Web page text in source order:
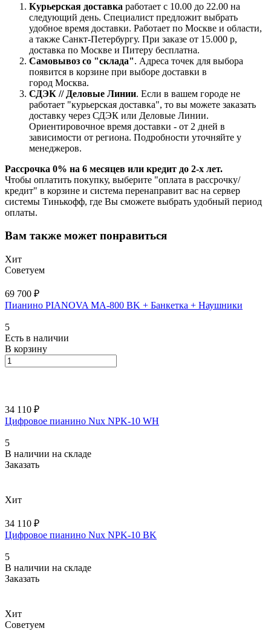
Курьерская доставка работает с 10.00 до 22.00 на
следующий день. Специалист предложит выбрать
удобное время доставки. Работает по Москве и области,
а также Санкт-Петербургу. При заказе от 15.000 р,
доставка по Москве и Питеру бесплатна.
Самовывоз со "склада". Адреса точек для выбора
появится в корзине при выборе доставки в
город Москва.
СДЭК // Деловые Линии. Если в вашем городе не
работает "курьерская доставка", то вы можете заказать
доставку через СДЭК или Деловые Линии.
Ориентировочное время доставки - от 2 дней в
зависимости от региона. Подробности уточняйте у
менеджеров.
Рассрочка 0% на 6 месяцев или кредит до 2-х лет.
Чтобы оплатить покупку, выберите "оплата в рассрочку/
кредит" в корзине и система перенаправит вас на сервер
системы Тинькофф, где Вы сможете выбрать удобный период
оплаты.
Вам также может понравиться
Хит
Советуем
69 700 ₽
Пианино PIANOVA MA-800 BK + Банкетка + Наушники
5
Есть в наличии
В корзину
34 110 ₽
Цифровое пианино Nux NPK-10 WH
5
В наличии на складе
Заказать
Хит
34 110 ₽
Цифровое пианино Nux NPK-10 BK
5
В наличии на складе
Заказать
Хит
Советуем